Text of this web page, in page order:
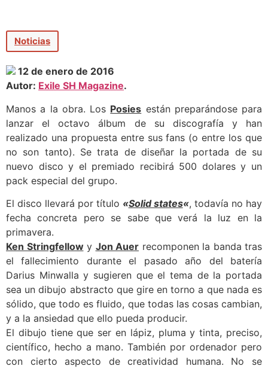
Noticias
12 de enero de 2016
Autor: Exile SH Magazine.
Manos a la obra. Los Posies están preparándose para
lanzar el octavo álbum de su discografía y han
realizado una propuesta entre sus fans (o entre los que
no son tanto). Se trata de diseñar la portada de su
nuevo disco y el premiado recibirá 500 dolares y un
pack especial del grupo.
El disco llevará por título «Solid states«, todavía no hay
fecha concreta pero se sabe que verá la luz en la
primavera.
Ken Stringfellowy Jon Auer recomponen la banda tras
el fallecimiento durante el pasado año del batería
Darius Minwalla y sugieren que el tema de la portada
sea un dibujo abstracto que gire en torno a que nada es
sólido, que todo es fluido, que todas las cosas cambian,
y a la ansiedad que ello pueda producir.
El dibujo tiene que ser en lápiz, pluma y tinta, preciso,
científico, hecho a mano. También por ordenador pero
con cierto aspecto de creatividad humana. No se